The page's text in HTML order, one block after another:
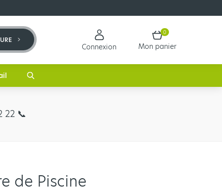
Connexion
0
Mon panier
22 📞​
de Piscine